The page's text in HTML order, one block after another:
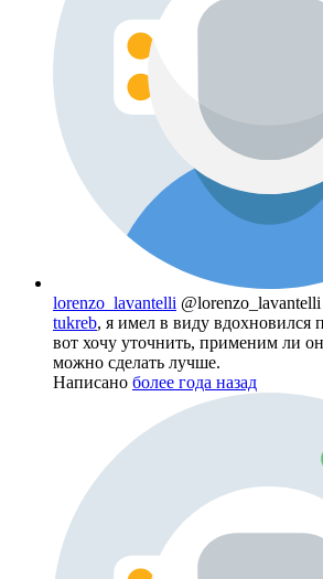
lorenzo_lavantelli @lorenzo_lavantelli
tukreb, я имел в виду вдохновился
вот хочу уточнить, применим ли
можно сделать лучше.
Написано более года назад